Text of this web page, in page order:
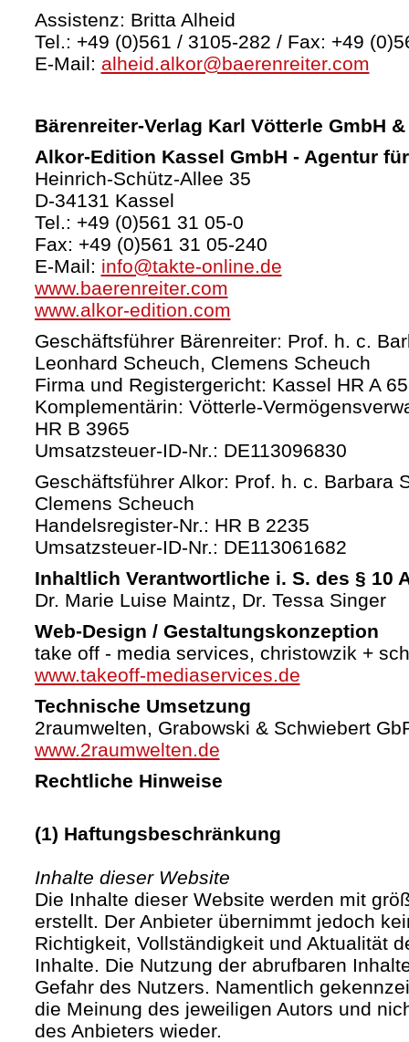
Assistenz: Britta Alheid
Tel.: +49 (0)561 / 3105-282 / Fax: +49
E-Mail: alheid.alkor@baerenreiter.com
Bärenreiter-Verlag Karl Vötterle GmbH &
Alkor-Edition Kassel GmbH - Agentur
Heinrich-Schütz-Allee 35
D-34131 Kassel
Tel.: +49 (0)561 31 05-0
Fax: +49 (0)561 31 05-240
E-Mail: info@takte-online.de
www.baerenreiter.com
www.alkor-edition.com
Geschäftsführer Bärenreiter: Prof. h. c.
Leonhard Scheuch, Clemens Scheuch
Firma und Registergericht: Kassel HR A
Komplementärin: Vötterle-
HR B 3965
Umsatzsteuer-ID-Nr.: DE113096830
Geschäftsführer Alkor: Prof. h. c. Barbara
Clemens Scheuch
Handelsregister-Nr.: HR B 2235
Umsatzsteuer-ID-Nr.: DE113061682
Inhaltlich Verantwortliche i. S. des § 10
Dr. Marie Luise Maintz, Dr. Tessa Singer
Web-Design / Gestaltungskonzeption
take off - media services, christowzik +
www.takeoff-mediaservices.de
Technische Umsetzung
2raumwelten, Grabowski & Schwiebert
www.2raumwelten.de
Rechtliche Hinweise
(1) Haftungsbeschränkung
Inhalte dieser Website
Die Inhalte dieser Website werden mit
erstellt. Der Anbieter übernimmt jedoch
Richtigkeit, Vollständigkeit und Aktualität
Inhalte. Die Nutzung der abrufbaren
Gefahr des Nutzers. Namentlich
die Meinung des jeweiligen Autors und
des Anbieters wieder.